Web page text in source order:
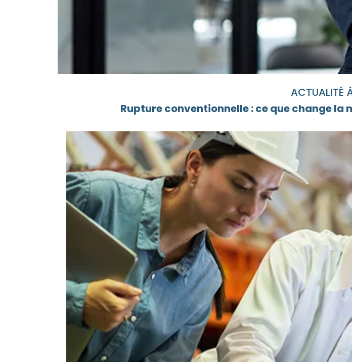
ACTUALITÉ
Rupture conventionnelle : ce que change